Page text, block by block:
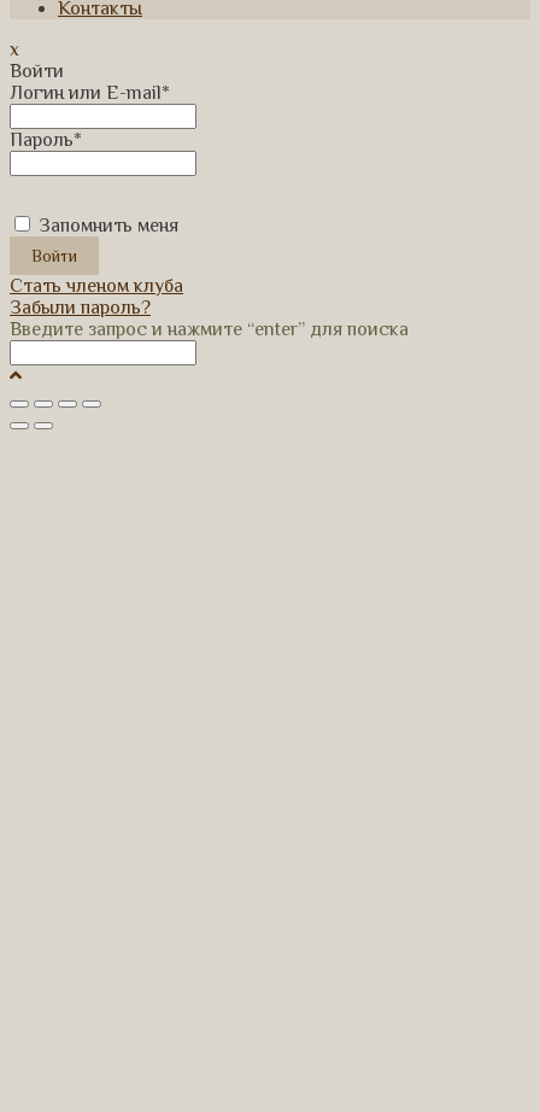
Контакты
x
Войти
Логин или E-mail*
Пароль*
Запомнить меня
Стать членом клуба
Забыли пароль?
Введите запрос и нажмите “enter” для поиска